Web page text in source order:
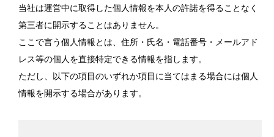
当社は運営中に取得した個人情報を本人の許諾を得ることなく
第三者に開示することはありません。
ここで言う個人情報とは、住所・氏名・電話番号・メールアド
レス等の個人を直接特定できる情報を指します。
ただし、以下の項目のいずれか項目に当てはまる場合には個人
情報を開示する場合があります。